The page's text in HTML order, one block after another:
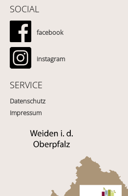
SOCIAL
facebook
instagram
SERVICE
Datenschutz
Impressum